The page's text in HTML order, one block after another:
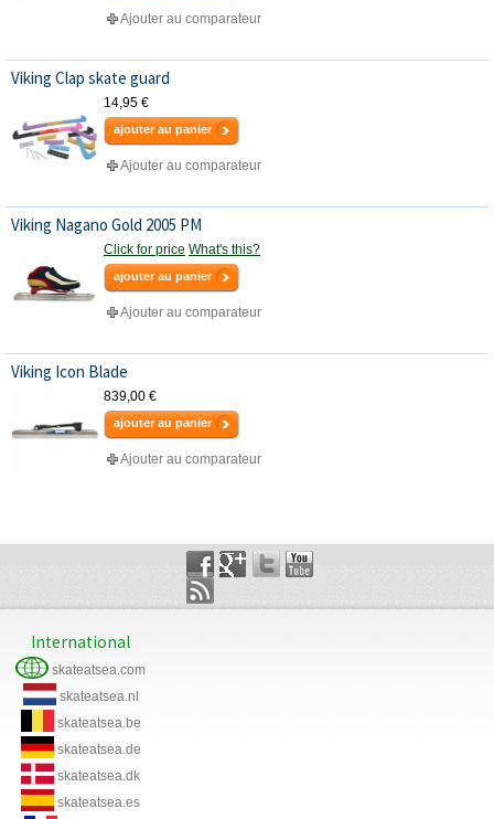
Ajouter au comparateur
Viking Clap skate guard
14,95 €
ajouter au panier
Ajouter au comparateur
Viking Nagano Gold 2005 PM
Click for price What's this?
ajouter au panier
Ajouter au comparateur
Viking Icon Blade
839,00 €
ajouter au panier
Ajouter au comparateur
International
skateatsea.com
skateatsea.nl
skateatsea.be
skateatsea.de
skateatsea.dk
skateatsea.es